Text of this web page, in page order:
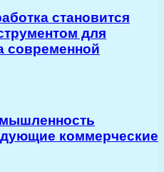
становится
для
современной
коммерческие